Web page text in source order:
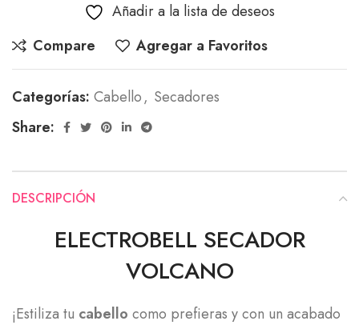
Añadir a la lista de deseos
Compare
Agregar a Favoritos
Categorías: Cabello, Secadores
Share:
DESCRIPCIÓN
ELECTROBELL SECADOR
VOLCANO
¡Estiliza tu cabello como prefieras y con un acabado